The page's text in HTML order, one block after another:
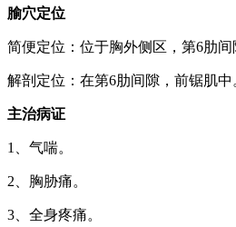
腧穴定位
简便定位：位于胸外侧区，第6肋间
解剖定位：在第6肋间隙，前锯肌
主治病证
1、气喘。
2、胸胁痛。
3、全身疼痛。